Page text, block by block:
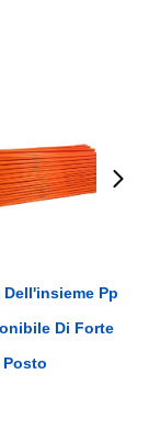
Pp
Di Forte
Posto